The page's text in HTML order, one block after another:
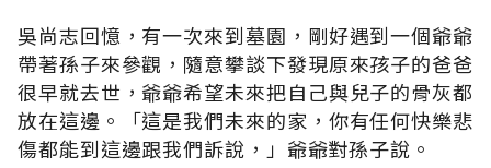
吳尚志回憶，有一次來到墓園，剛好遇到一個爺爺
帶著孫子來參觀，隨意攀談下發現原來孩子的爸爸
很早就去世，爺爺希望未來把自己與兒子的骨灰都
放在這邊。「這是我們未來的家，你有任何快樂悲
傷都能到這邊跟我們訴說，」爺爺對孫子說。